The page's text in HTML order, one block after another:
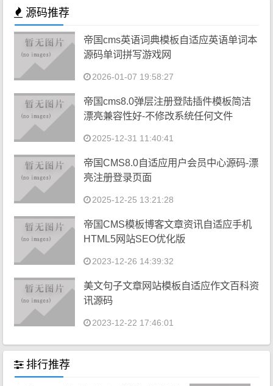
源码推荐
帝国cms英语词典模板自适应英语单词本
源码单词拼写游戏网
2026-01-07 19:58:27
帝国cms8.0弹层注册登陆插件模板简洁
漂亮兼容性好-不修改系统任何文件
2025-12-31 11:40:41
帝国CMS8.0自适应用户会员中心源码-漂
亮注册登录页面
2025-12-25 13:21:28
帝国CMS模板博客文章资讯自适应手机
HTML5网站SEO优化版
2023-12-26 14:39:32
美文句子文章网站模板自适应作文百科资
讯源码
2023-12-22 17:46:01
排行推荐